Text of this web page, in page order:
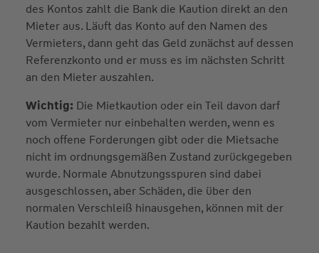
des Kontos zahlt die Bank die Kaution direkt an den
Mieter aus. Läuft das Konto auf den Namen des
Vermieters, dann geht das Geld zunächst auf dessen
Referenzkonto und er muss es im nächsten Schritt
an den Mieter auszahlen.
Wichtig: Die Mietkaution oder ein Teil davon darf
vom Vermieter nur einbehalten werden, wenn es
noch offene Forderungen gibt oder die Mietsache
nicht im ordnungsgemäßen Zustand zurückgegeben
wurde. Normale Abnutzungsspuren sind dabei
ausgeschlossen, aber Schäden, die über den
normalen Verschleiß hinausgehen, können mit der
Kaution bezahlt werden.